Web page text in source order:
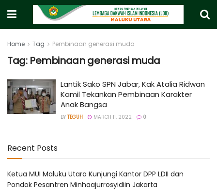
Home Tag Pembinaan generasi muda
Tag: Pembinaan generasi muda
Lantik Sako SPN Jabar, Kak Atalia Ridwan
Kamil Tekankan Pembinaan Karakter
Anak Bangsa
BY TEGUH MARCH 11, 2022 0
Recent Posts
Ketua MUI Maluku Utara Kunjungi Kantor DPP LDII dan
Pondok Pesantren Minhaajurrosyidiin Jakarta